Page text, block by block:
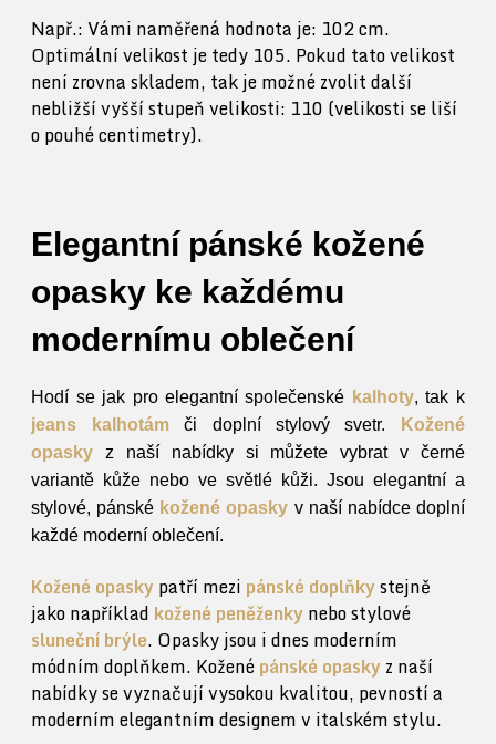
Např.: Vámi naměřená hodnota je: 102 cm.
Optimální velikost je tedy 105. Pokud tato velikost
není zrovna skladem, tak je možné zvolit další
nebližší vyšší stupeň velikosti: 110 (velikosti se liší
o pouhé centimetry).
Elegantní pánské kožené
opasky ke každému
modernímu oblečení
Hodí se jak pro elegantní společenské kalhoty, tak k
jeans kalhotámči doplní stylový svetr.
Kožené
opasky z naší nabídky si můžete vybrat v černé
variantě kůže nebo ve světlé kůži. Jsou elegantní a
stylové, pánské kožené opasky v naší nabídce doplní
každé moderní oblečení.
Kožené opaskypatří mezi pánské doplňkystejně
jako například kožené peněženkynebo stylové
sluneční brýle. Opasky jsou i dnes moderním
módním doplňkem. Koženépánské opaskyz naší
nabídky se vyznačují vysokou kvalitou, pevností a
moderním elegantním designem v italském stylu.